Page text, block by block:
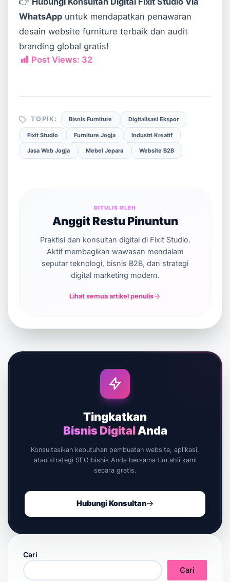
WhatsApp untuk mendapatkan penawaran
desain website furniture terbaik dan audit
branding global gratis!
Post Views: 32
TOPIK: Bisnis Furniture Digitalisasi Ekspor
Fixit Studio Furniture Jogja Industri Kreatif
Jasa Web Jogja Mebel Jepara Website B2B
DITULIS OLEH
Anggit Restu Pinuntun
Praktisi dan konsultan digital di Fixit Studio.
Aktif membagikan wawasan mendalam
seputar teknologi, bisnis B2B, dan strategi
digital marketing modern.
Lihat semua artikel penulis
Tingkatkan
Bisnis DigitalAnda
Konsultasikan kebutuhan pembuatan website, aplikasi,
atau strategi SEO bisnis Anda bersama tim ahli kami
secara gratis.
Hubungi Konsultan
Cari
Cari